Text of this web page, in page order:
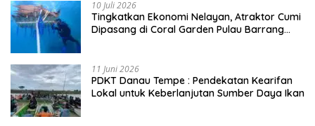
10 Juli 2026
Tingkatkan Ekonomi Nelayan, Atraktor Cumi
Dipasang di Coral Garden Pulau Barrang
11 Juni 2026
PDKT Danau Tempe : Pendekatan Kearifan
Lokal untuk Keberlanjutan Sumber Daya Ikan